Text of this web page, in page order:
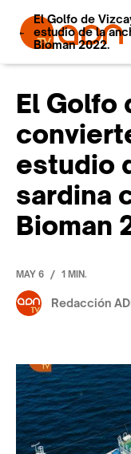
El Golfo de
estudio de la
Bioman 2022.
El Golfo
estudio
sardina
Bioman
MAY 6 / 1 MIN.
Redacción